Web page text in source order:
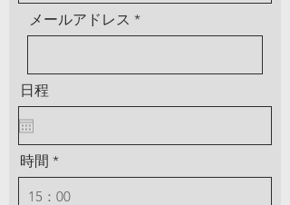
メールアドレス
日程
時間